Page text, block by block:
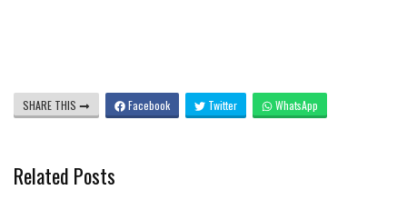
SHARE THIS Facebook Twitter WhatsApp
Related Posts